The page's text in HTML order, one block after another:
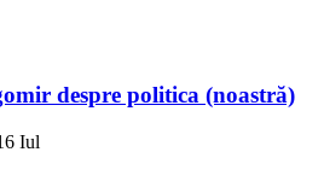
despre politica (noastră)
Iul